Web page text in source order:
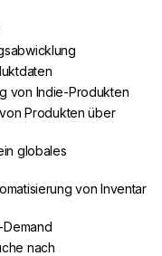
von Indie-Produkten
Produkten über
globales
von Inventar
nach